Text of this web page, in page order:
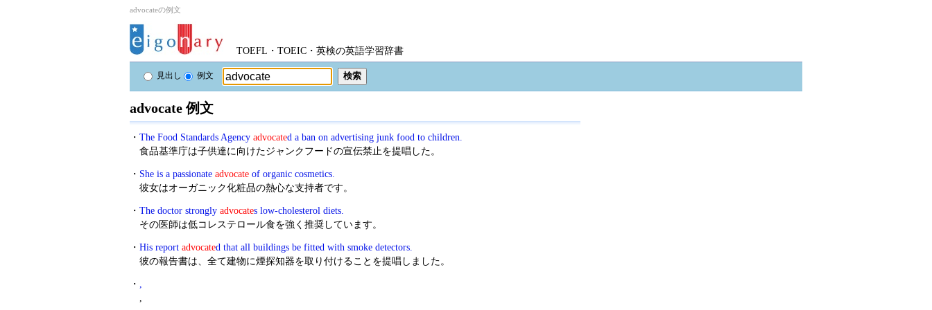
advocateの例文
TOEFL・TOEIC・英検の英語学習辞書
見出し 例文
advocate 例文
・ The Food Standards Agency advocated a ban on advertising junk food to children.
食品基準庁は子供達に向けたジャンクフードの宣伝禁止を提唱した。
・ She is a passionate advocate of organic cosmetics.
彼女はオーガニック化粧品の熱心な支持者です。
・ The doctor strongly advocates low-cholesterol diets.
その医師は低コレステロール食を強く推奨しています。
・ His report advocated that all buildings be fitted with smoke detectors.
彼の報告書は、全て建物に煙探知器を取り付けることを提唱しました。
・ ,
,